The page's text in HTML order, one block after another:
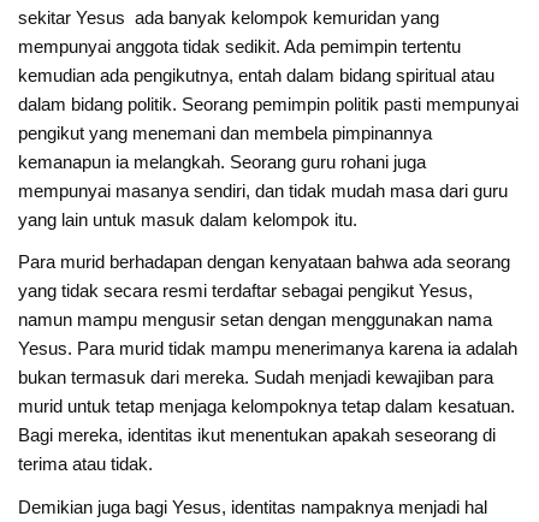
sekitar Yesus ada banyak kelompok kemuridan yang
mempunyai anggota tidak sedikit. Ada pemimpin tertentu
kemudian ada pengikutnya, entah dalam bidang spiritual atau
dalam bidang politik. Seorang pemimpin politik pasti mempunyai
pengikut yang menemani dan membela pimpinannya
kemanapun ia melangkah. Seorang guru rohani juga
mempunyai masanya sendiri, dan tidak mudah masa dari guru
yang lain untuk masuk dalam kelompok itu.
Para murid berhadapan dengan kenyataan bahwa ada seorang
yang tidak secara resmi terdaftar sebagai pengikut Yesus,
namun mampu mengusir setan dengan menggunakan nama
Yesus. Para murid tidak mampu menerimanya karena ia adalah
bukan termasuk dari mereka. Sudah menjadi kewajiban para
murid untuk tetap menjaga kelompoknya tetap dalam kesatuan.
Bagi mereka, identitas ikut menentukan apakah seseorang di
terima atau tidak.
Demikian juga bagi Yesus, identitas nampaknya menjadi hal